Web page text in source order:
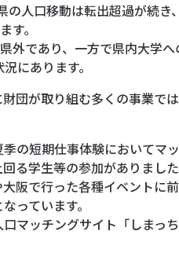
の人口移動は転出超過が続
す。
外であり、一方で県内大学
にあります。
団が取り組む多くの事業で
の短期仕事体験においてマ
る学生等の参加がありました
阪で行った各種イベントに
っています。
マッチングサイト「しまっ